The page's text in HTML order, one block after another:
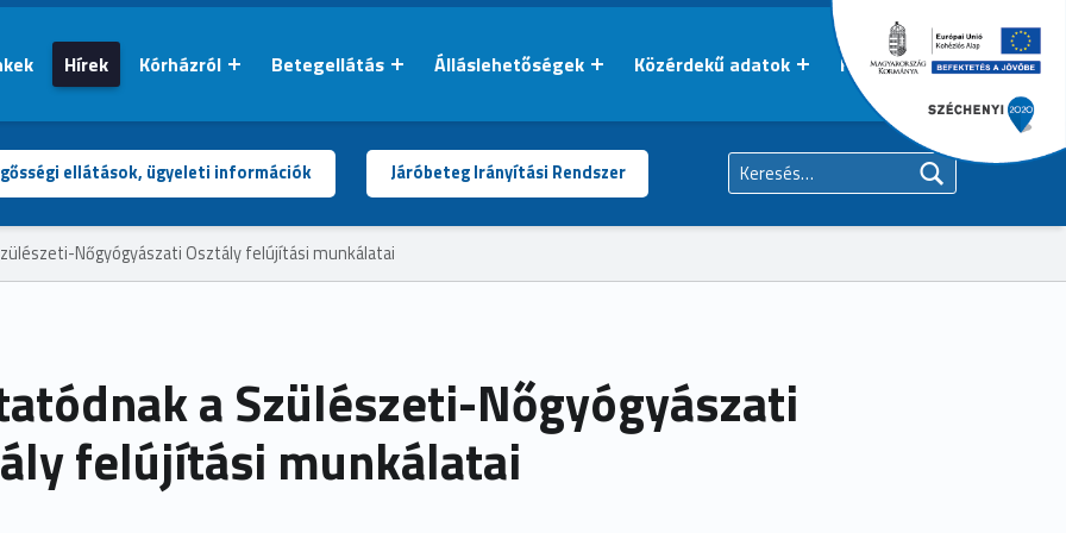
Hírek Kórházról Betegellátás Álláslehetőségek Közérdekű adatok Kapcsolat
ellátások, ügyeleti információk Járóbeteg Irányítási Rendszer
Nőgyógyászati Osztály felújítási munkálatai
a Szülészeti-Nőgyógyászati
felújítási munkálatai